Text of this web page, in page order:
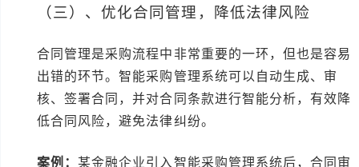
（三）、优化合同管理，降低法律风险
合同管理是采购流程中非常重要的一环，但也是容易
出错的环节。智能采购管理系统可以自动生成、审
核、签署合同，并对合同条款进行智能分析，有效降
低合同风险，避免法律纠纷。
案例： 某金融企业引入智能采购管理系统后，合同审